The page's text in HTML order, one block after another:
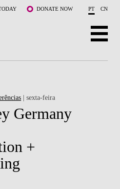
DONATE NOW PT CN
| sexta-feira
Germany
+